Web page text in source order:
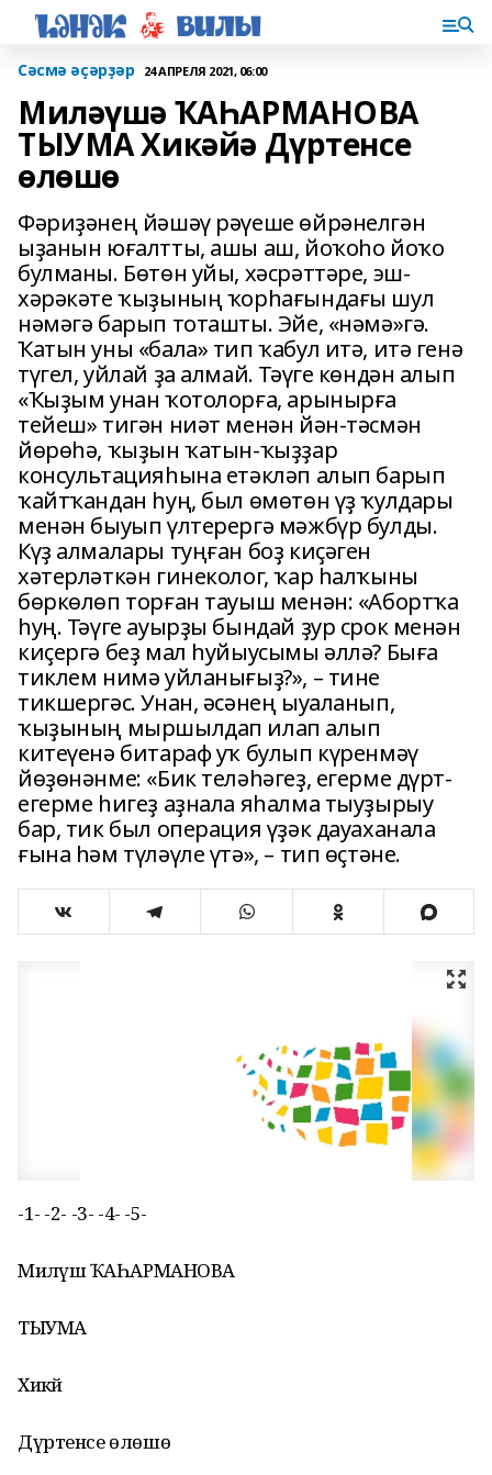
Сәсмә әҫәрҙәр 24 АПРЕЛЯ 2021, 06:00
Миләүшә ҠАҺАРМАНОВА
ТЫУМА Хикәйә Дүртенсе
өлөшө
Фәриҙәнең йәшәү рәүеше өйрәнелгән
ыҙанын юғалтты, ашы аш, йоҡоһо йоҡо
булманы. Бөтөн уйы, хәсрәттәре, эш-
хәрәкәте ҡыҙының ҡорһағындағы шул
нәмәгә барып тоташты. Эйе, «нәмә»гә.
Ҡатын уны «бала» тип ҡабул итә, итә генә
түгел, уйлай ҙа алмай. Тәүге көндән алып
«Ҡыҙым унан ҡотолорға, арынырға
тейеш» тигән ниәт менән йән-тәсмән
йөрөһә, ҡыҙын ҡатын-ҡыҙҙар
консультацияһына етәкләп алып барып
ҡайтҡандан һуң, был өмөтөн үҙ ҡулдары
менән быуып үлтерергә мәжбүр булды.
Күҙ алмалары туңған боҙ киҫәген
хәтерләткән гинеколог, ҡар һалҡыны
бөркөлөп торған тауыш менән: «Абортҡа
һуң. Тәүге ауырҙы бындай ҙур срок менән
киҫергә беҙ мал һуйыусымы әллә? Быға
тиклем нимә уйланығыҙ?», – тине
тикшергәс. Унан, әсәнең ыуаланып,
ҡыҙының мыршылдап илап алып
китеүенә битараф уҡ булып күренмәү
йөҙөнәнме: «Бик теләһәгеҙ, егерме дүрт-
егерме һигеҙ аҙнала яһалма тыуҙырыу
бар, тик был операция үҙәк дауаханала
ғына һәм түләүле үтә», – тип өҫтәне.
-1- -2- -3- -4- -5-
Миләүшә ҠАҺАРМАНОВА
ТЫУМА
Хикәйә
Дүртенсе өлөшө